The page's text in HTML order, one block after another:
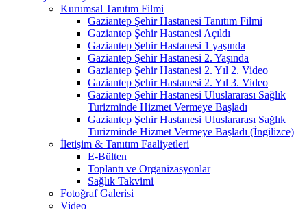
Kurumsal Tanıtım Filmi
Gaziantep Şehir Hastanesi Tanıtım Filmi
Gaziantep Şehir Hastanesi Açıldı
Gaziantep Şehir Hastanesi 1 yaşında
Gaziantep Şehir Hastanesi 2. Yaşında
Gaziantep Şehir Hastanesi 2. Yıl 2. Video
Gaziantep Şehir Hastanesi 2. Yıl 3. Video
Gaziantep Şehir Hastanesi Uluslararası Sağlık
Turizminde Hizmet Vermeye Başladı
Gaziantep Şehir Hastanesi Uluslararası Sağlık
Turizminde Hizmet Vermeye Başladı (İngilizce)
İletişim & Tanıtım Faaliyetleri
E-Bülten
Toplantı ve Organizasyonlar
Sağlık Takvimi
Fotoğraf Galerisi
Video